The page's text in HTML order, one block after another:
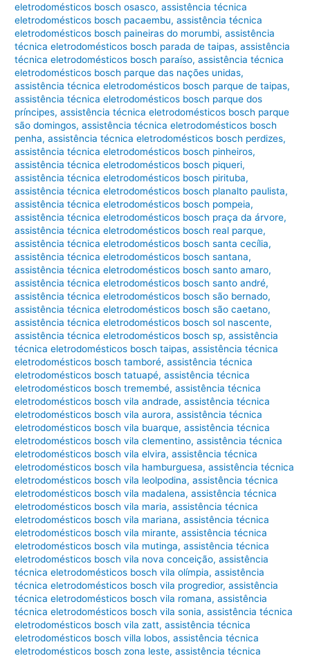
eletrodomésticos bosch osasco,assistência técnica
eletrodomésticos bosch pacaembu,assistência técnica
eletrodomésticos bosch paineiras do morumbi,assistência
técnica eletrodomésticos bosch parada de taipas,assistência
técnica eletrodomésticos bosch paraíso,assistência técnica
eletrodomésticos bosch parque das nações unidas,
assistência técnica eletrodomésticos bosch parque de taipas,
assistência técnica eletrodomésticos bosch parque dos
príncipes,assistência técnica eletrodomésticos bosch parque
são domingos,assistência técnica eletrodomésticos bosch
penha,assistência técnica eletrodomésticos bosch perdizes,
assistência técnica eletrodomésticos bosch pinheiros,
assistência técnica eletrodomésticos bosch piqueri,
assistência técnica eletrodomésticos bosch pirituba,
assistência técnica eletrodomésticos bosch planalto paulista,
assistência técnica eletrodomésticos bosch pompeia,
assistência técnica eletrodomésticos bosch praça da árvore,
assistência técnica eletrodomésticos bosch real parque,
assistência técnica eletrodomésticos bosch santa cecília,
assistência técnica eletrodomésticos bosch santana,
assistência técnica eletrodomésticos bosch santo amaro,
assistência técnica eletrodomésticos bosch santo andré,
assistência técnica eletrodomésticos bosch são bernado,
assistência técnica eletrodomésticos bosch são caetano,
assistência técnica eletrodomésticos bosch sol nascente,
assistência técnica eletrodomésticos bosch sp,assistência
técnica eletrodomésticos bosch taipas,assistência técnica
eletrodomésticos bosch tamboré,assistência técnica
eletrodomésticos bosch tatuapé,assistência técnica
eletrodomésticos bosch tremembé,assistência técnica
eletrodomésticos bosch vila andrade,assistência técnica
eletrodomésticos bosch vila aurora,assistência técnica
eletrodomésticos bosch vila buarque,assistência técnica
eletrodomésticos bosch vila clementino,assistência técnica
eletrodomésticos bosch vila elvira,assistência técnica
eletrodomésticos bosch vila hamburguesa,assistência técnica
eletrodomésticos bosch vila leolpodina,assistência técnica
eletrodomésticos bosch vila madalena,assistência técnica
eletrodomésticos bosch vila maria,assistência técnica
eletrodomésticos bosch vila mariana,assistência técnica
eletrodomésticos bosch vila mirante,assistência técnica
eletrodomésticos bosch vila mutinga,assistência técnica
eletrodomésticos bosch vila nova conceição,assistência
técnica eletrodomésticos bosch vila olímpia,assistência
técnica eletrodomésticos bosch vila progredior,assistência
técnica eletrodomésticos bosch vila romana,assistência
técnica eletrodomésticos bosch vila sonia,assistência técnica
eletrodomésticos bosch vila zatt,assistência técnica
eletrodomésticos bosch villa lobos,assistência técnica
eletrodomésticos bosch zona leste,assistência técnica